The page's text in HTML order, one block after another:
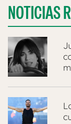
NOTICIAS